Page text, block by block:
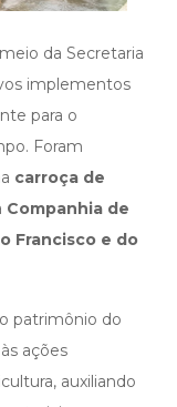
da Secretaria
implementos
para o
Foram
carroça de
Companhia de
Francisco e do
patrimônio do
ações
auxiliando